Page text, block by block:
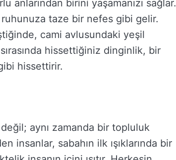
anlarından birini yaşamanızı sağlar.
taze bir nefes gibi gelir.
cami avlusundaki yeşil
hissettiğiniz dinginlik, bir
hissettirir.
aynı zamanda bir topluluk
insanlar, sabahın ilk ışıklarında bir